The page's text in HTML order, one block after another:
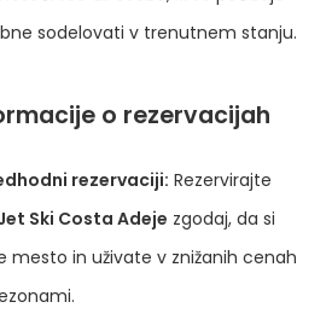
sodelovati v trenutnem stanju.
o rezervacijah
rezervaciji: Rezervirajte
Ski Costa Adeje zgodaj, da si
mesto in uživate v znižanih cenah